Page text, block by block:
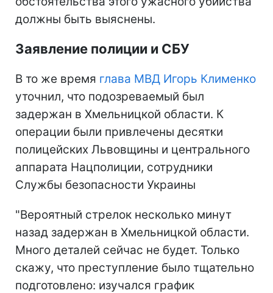
должны быть выяснены.
Заявление полиции и СБУ
В то же время глава МВД Игорь Клименко
уточнил, что подозреваемый был
задержан в Хмельницкой области. К
операции были привлечены десятки
полицейских Львовщины и центрального
аппарата Нацполиции, сотрудники
Службы безопасности Украины
"Вероятный стрелок несколько минут
назад задержан в Хмельницкой области.
Много деталей сейчас не будет. Только
скажу, что преступление было тщательно
подготовлено: изучался график